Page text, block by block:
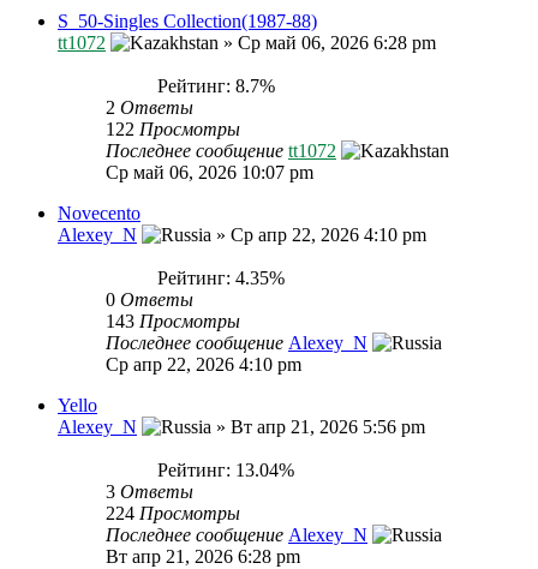
S_50-Singles Collection(1987-88)
tt1072
» Ср май 06, 2026 6:28 pm
Рейтинг: 8.7%
2 Ответы
122 Просмотры
Последнее сообщение tt1072
Ср май 06, 2026 10:07 pm
Novecento
Alexey_N
» Ср апр 22, 2026 4:10 pm
Рейтинг: 4.35%
0 Ответы
143 Просмотры
Последнее сообщение Alexey_N
Ср апр 22, 2026 4:10 pm
Yello
Alexey_N
» Вт апр 21, 2026 5:56 pm
Рейтинг: 13.04%
3 Ответы
224 Просмотры
Последнее сообщение Alexey_N
Вт апр 21, 2026 6:28 pm